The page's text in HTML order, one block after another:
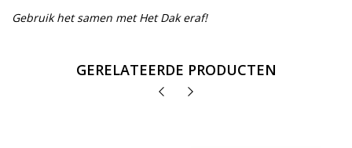
Gebruik het samen met Het Dak eraf!
GERELATEERDE PRODUCTEN